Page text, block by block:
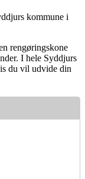
kommune i
rengøringskone
I hele Syddjurs
du vil udvide din